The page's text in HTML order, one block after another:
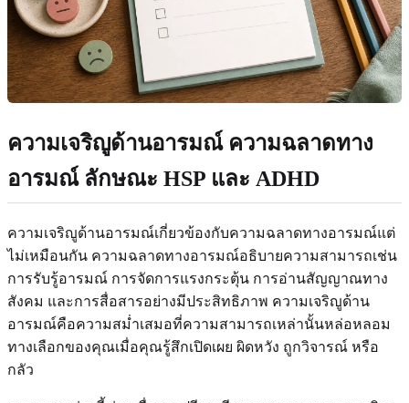
ความเจริญูด้านอารมณ์ ความฉลาดทาง
อารมณ์ ลักษณะ HSP และ ADHD
ความเจริญูด้านอารมณ์เกี่ยวข้องกับความฉลาดทางอารมณ์แต่
ไม่เหมือนกัน ความฉลาดทางอารมณ์อธิบายความสามารถเช่น
การรับรู้อารมณ์ การจัดการแรงกระตุ้น การอ่านสัญญาณทาง
สังคม และการสื่อสารอย่างมีประสิทธิภาพ ความเจริญูด้าน
อารมณ์คือความสม่ำเสมอที่ความสามารถเหล่านั้นหล่อหลอม
ทางเลือกของคุณเมื่อคุณรู้สึกเปิดเผย ผิดหวัง ถูกวิจารณ์ หรือ
กลัว